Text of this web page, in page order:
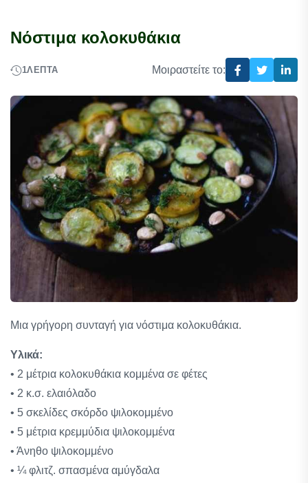
Νόστιμα κολοκυθάκια
1ΛΕΠΤΆ Μοιραστείτε το:
Μια γρήγορη συνταγή για νόστιμα κολοκυθάκια.
Υλικά:
• 2 μέτρια κολοκυθάκια κομμένα σε φέτες
• 2 κ.σ. ελαιόλαδο
• 5 σκελίδες σκόρδο ψιλοκομμένο
• 5 μέτρια κρεμμύδια ψιλοκομμένα
• Άνηθο ψιλοκομμένο
• ¼ φλιτζ. σπασμένα αμύγδαλα